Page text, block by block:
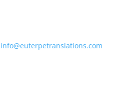
info@euterpetranslations.com